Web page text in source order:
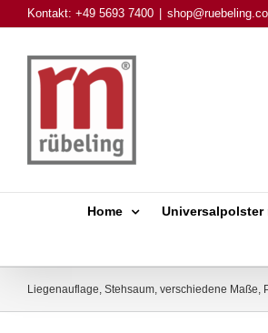
to
content
Kontakt: +49 5693 7400
Home Universalpolster
Liegenauflage, Stehsaum, verschiedene Maße,